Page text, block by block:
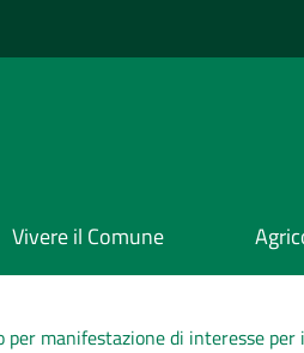
Vivere il Comune
per manifestazione di interesse